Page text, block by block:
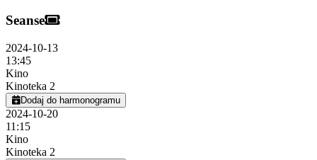
Seanse
2024-10-13
13:45
Kino
Kinoteka 2
Dodaj do harmonogramu
2024-10-20
11:15
Kino
Kinoteka 2